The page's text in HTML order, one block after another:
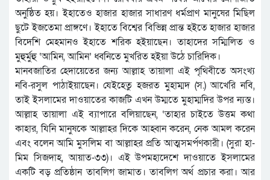
অনুষ্ঠিত হয়। ইহাতেও হাজার হাজার সাধারণ ধর্মপ্রাণ মানুষের মিছিল
ছুটে ইজতেমা প্রাঙ্গণে। ইহাতে বিশ্বের বিভিন্ন প্রান্ত হইতে হাজার হাজার
বিদেশি মেহমানও ইহাতে শরিক হইয়াছেন। তাহাদের সম্মিলিত ও
মুহুর্মুহু ‘আমিন, আমিন’ ধ্বনিতে মুখরিত হইয়া উঠে চারিদিক।
মানবজাতির হেদায়েতের জন্য আল্লাহ তায়ালা এই পৃথিবীতে অসংখ্য
নবি-রসুল পাঠাইয়াছেন। যেইহেতু হজরত মুহাম্মদ (স.) আখেরি নবি,
তাই ইসলামের দাওয়াতের কাজটি এখন উম্মতে মুহাম্মদির উপর ন্যস্ত।
আল্লাহ তায়ালা এই ব্যাপারে বলিয়াছেন, ‘তাহার চাইতে উত্তম কথা
কাহার, যিনি মানুষকে আল্লাহর দিকে আহ্বান করেন, নেক আমল করেন
এবং বলেন আমি মুসলিম বা আল্লাহর প্রতি আত্মসমর্পণকারী। (সুরা হা-
মিম সিজদাহ, আয়াত-৩৩)। এই উপমহাদেশে দাওয়াতে ইসলামের
একটি বড় প্রতিষ্ঠান তাবলিগ জামাত। তাবলিগ অর্থ প্রচার করা। আর